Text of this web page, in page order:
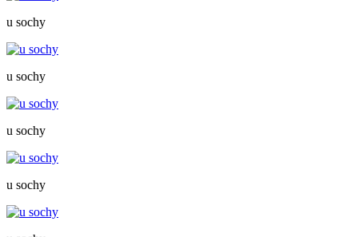
u sochy
u sochy
u sochy
u sochy